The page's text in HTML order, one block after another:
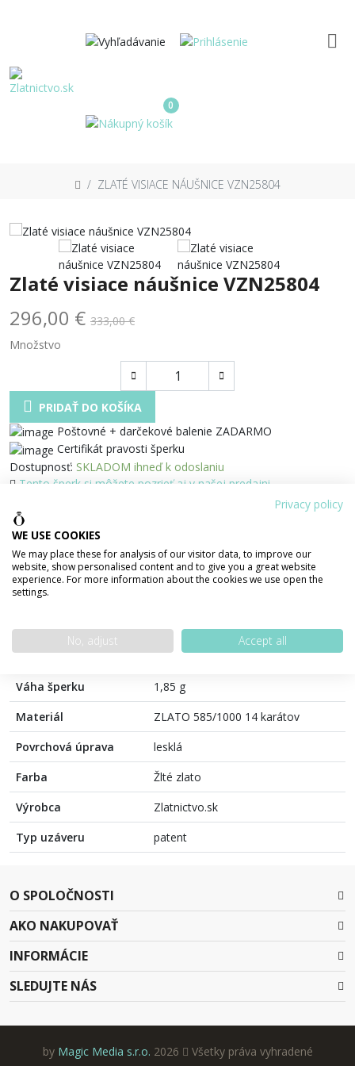
0
ZLATÉ VISIACE NÁUŠNICE VZN25804
Zlaté visiace náušnice VZN25804
296,00 € 333,00 €
Množstvo
PRIDAŤ DO KOŠÍKA
Poštovné + darčekové balenie ZADARMO
Certifikát pravosti šperku
Dostupnosť: SKLADOM ihneď k odoslaniu
Tento šperk si môžete pozrieť aj v našej predajni
100% bezpečná platba
PODROBNOSTI O PRODUKTE POPIS PRODUKTU
Váha šperku
1,85 g
Materiál
ZLATO 585/1000 14 karátov
Povrchová úprava
lesklá
Farba
Žlté zlato
Výrobca
Zlatnictvo.sk
Typ uzáveru
patent
O SPOLOČNOSTI
AKO NAKUPOVAŤ
INFORMÁCIE
SLEDUJTE NÁS
by Magic Media s.r.o. 2026 Všetky práva vyhradené
Privacy policy
WE USE COOKIES
We may place these for analysis of our visitor data, to improve our
website, show personalised content and to give you a great website
experience. For more information about the cookies we use open the
settings.
No, adjust Accept all